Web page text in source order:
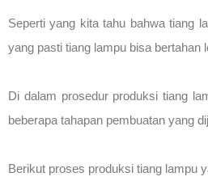
Seperti yang kita tahu bahwa tiang
yang pasti tiang lampu bisa bertahan
Di dalam prosedur produksi tiang
beberapa tahapan pembuatan yang
Berikut proses produksi tiang lampu